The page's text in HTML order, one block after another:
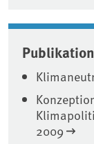
2009